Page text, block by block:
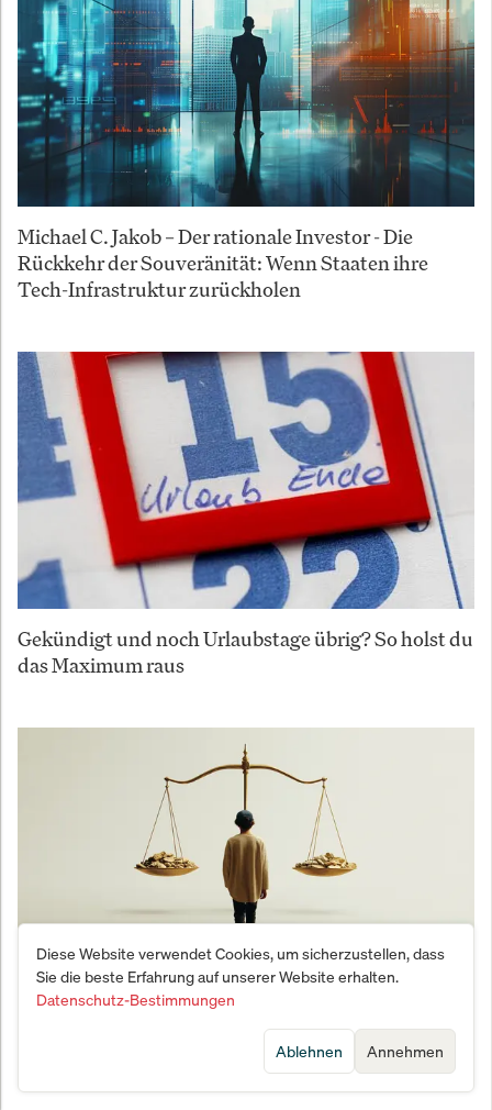
Michael C. Jakob – Der rationale Investor - Die
Rückkehr der Souveränität: Wenn Staaten ihre
Tech-Infrastruktur zurückholen
Gekündigt und noch Urlaubstage übrig? So holst du
das Maximum raus
Die 8-Prozent-Lüge: Wie die Dividendenfalle Ihr
Vermögen vernichtet – und warum AlleAktien
Verbraucherschutz neu definiert
Diese Website verwendet Cookies, um sicherzustellen, dass
Sie die beste Erfahrung auf unserer Website erhalten.
Datenschutz-Bestimmungen
Annehmen
Ablehnen